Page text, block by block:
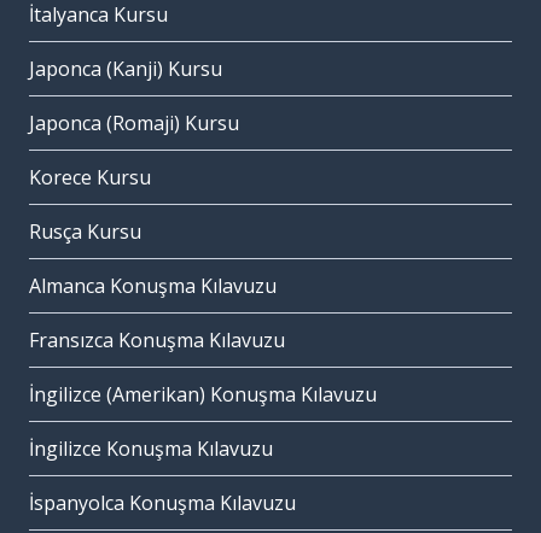
İtalyanca Kursu
Japonca (Kanji) Kursu
Japonca (Romaji) Kursu
Korece Kursu
Rusça Kursu
Almanca Konuşma Kılavuzu
Fransızca Konuşma Kılavuzu
İngilizce (Amerikan) Konuşma Kılavuzu
İngilizce Konuşma Kılavuzu
İspanyolca Konuşma Kılavuzu